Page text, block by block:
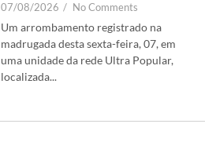
07/08/2026 / No Comments
Um arrombamento registrado na
madrugada desta sexta-feira, 07, em
uma unidade da rede Ultra Popular,
localizada...